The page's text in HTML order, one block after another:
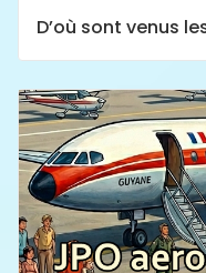
D’où sont venus